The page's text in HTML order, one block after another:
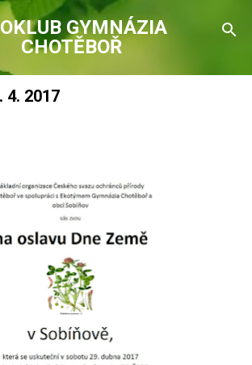
Přeskočit na hlavní obsah
GYMNÁZIA
CHOTĚBOŘ
4. 2017